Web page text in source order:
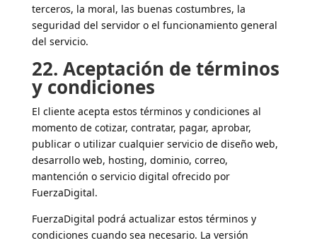
terceros, la moral, las buenas costumbres, la
seguridad del servidor o el funcionamiento general
del servicio.
22. Aceptación de términos
y condiciones
El cliente acepta estos términos y condiciones al
momento de cotizar, contratar, pagar, aprobar,
publicar o utilizar cualquier servicio de diseño web,
desarrollo web, hosting, dominio, correo,
mantención o servicio digital ofrecido por
FuerzaDigital.
FuerzaDigital podrá actualizar estos términos y
condiciones cuando sea necesario. La versión